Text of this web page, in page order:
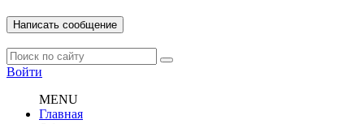
Написать сообщение
Войти
MENU
Главная